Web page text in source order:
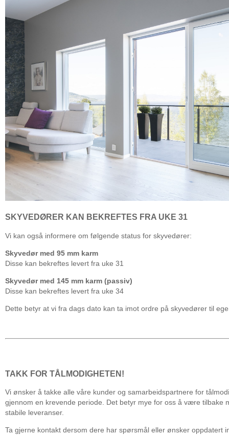
SKYVEDØRER KAN BEKREFTES FRA UKE 31
Vi kan også informere om følgende status for skyvedører:
Skyvedør med 95 mm karm
Disse kan bekreftes levert fra uke 31
Skyvedør med 145 mm karm (passiv)
Disse kan bekreftes levert fra uke 34
Dette betyr at vi fra dags dato kan ta imot ordre på skyvedører til
TAKK FOR TÅLMODIGHETEN!
Vi ønsker å takke alle våre kunder og samarbeidspartnere for
gjennom en krevende periode. Det betyr mye for oss å være tilbake
stabile leveranser.
Ta gjerne kontakt dersom dere har spørsmål eller ønsker oppdatert